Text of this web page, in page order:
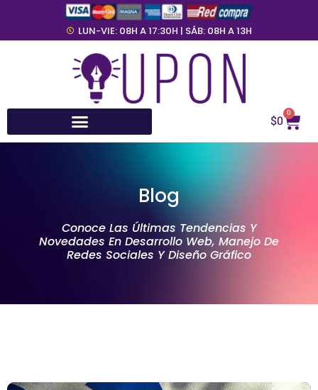
LUN-VIE: 08H A 17:30H | SÁB: 08H A 13H
$0 0
Blog
Conoce Las Últimas Tendencias Y
Novedades En Desarrollo Web, Manejo De
Redes Sociales Y Diseño Gráfico